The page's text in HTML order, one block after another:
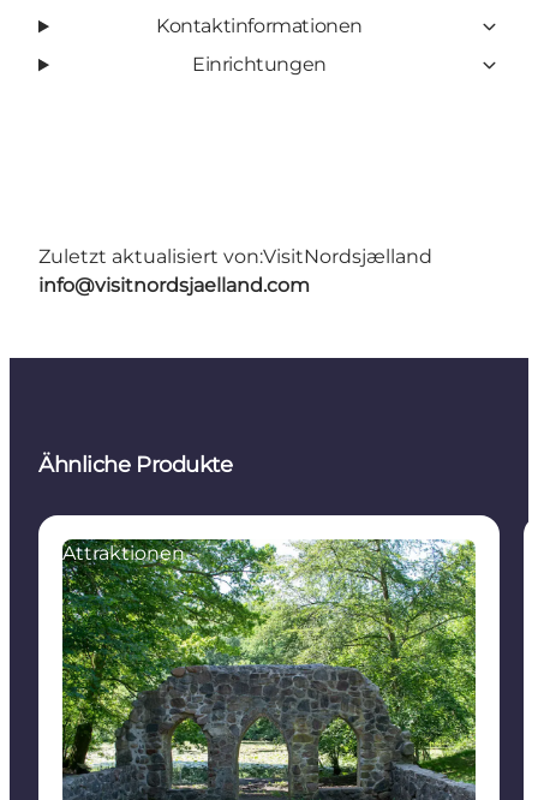
Kontaktinformationen
Einrichtungen
Zuletzt aktualisiert von:VisitNordsjælland
info@visitnordsjaelland.com
Ähnliche Produkte
Attraktionen